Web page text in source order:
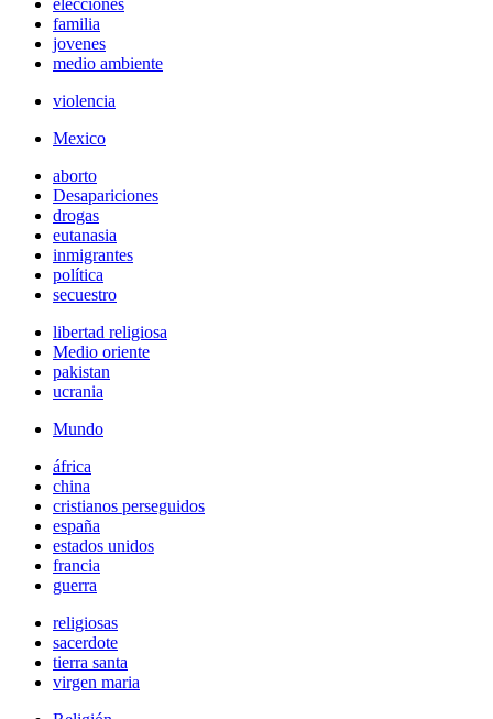
elecciones
familia
jovenes
medio ambiente
violencia
Mexico
aborto
Desapariciones
drogas
eutanasia
inmigrantes
política
secuestro
libertad religiosa
Medio oriente
pakistan
ucrania
Mundo
áfrica
china
cristianos perseguidos
españa
estados unidos
francia
guerra
religiosas
sacerdote
tierra santa
virgen maria